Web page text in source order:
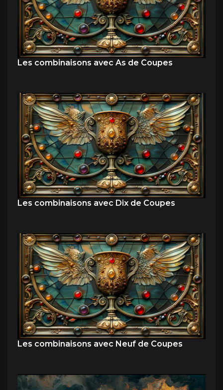
Les combinaisons avec As de Coupes
Les combinaisons avec Dix de Coupes
Les combinaisons avec Neuf de Coupes